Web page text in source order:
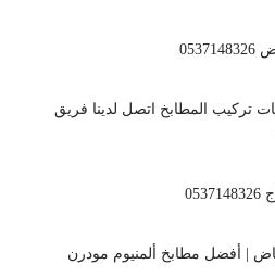
تركيب المطابخ اتصل لدينا فريق
| أفضل مطابخ ألمنيوم مودرن